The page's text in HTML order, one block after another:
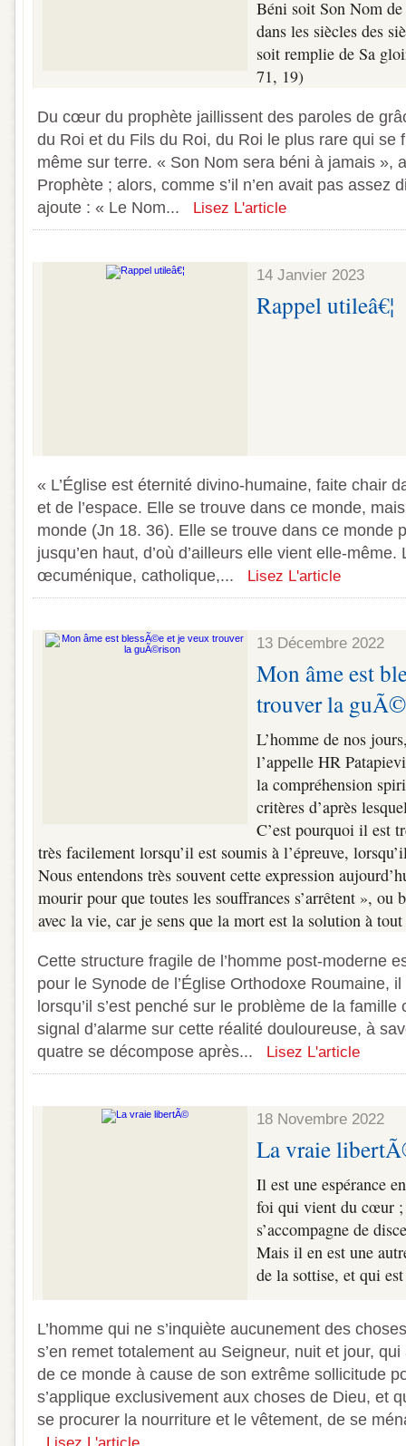
Béni soit Son Nom
dans les siècles des
soit remplie de Sa
71, 19)
Du cœur du prophète jaillissent des paroles de
du Roi et du Fils du Roi, du Roi le plus rare qui se
même sur terre. « Son Nom sera béni à jamais »,
Prophète ; alors, comme s’il n’en avait pas assez
ajoute : « Le Nom...
Lisez L'article
14 Janvier 2023
Rappel utileâ€¦
« L’Église est éternité divino-humaine, faite chair
et de l’espace. Elle se trouve dans ce monde,
monde (Jn 18. 36). Elle se trouve dans ce monde
jusqu’en haut, d’où d’ailleurs elle vient elle-même.
œcuménique, catholique,...
Lisez L'article
13 Décembre 2022
Mon âme est
trouver la
L’homme de nos
l’appelle HR
la compréhension
critères d’après
C’est pourquoi il est
très facilement lorsqu’il est soumis à l’épreuve,
Nous entendons très souvent cette expression
mourir pour que toutes les souffrances s’arrêtent », ou
avec la vie, car je sens que la mort est la solution à
Cette structure fragile de l’homme post-moderne
pour le Synode de l’Église Orthodoxe Roumaine,
lorsqu’il s’est penché sur le problème de la
signal d’alarme sur cette réalité douloureuse, à
quatre se décompose après...
Lisez L'article
18 Novembre 2022
La vraie
Il est une espérance
foi qui vient du cœur ;
s’accompagne de
Mais il en est une
de la sottise, et qui
L’homme qui ne s’inquiète aucunement des
s’en remet totalement au Seigneur, nuit et jour,
de ce monde à cause de son extrême sollicitude
s’applique exclusivement aux choses de Dieu, et
se procurer la nourriture et le vêtement, de se